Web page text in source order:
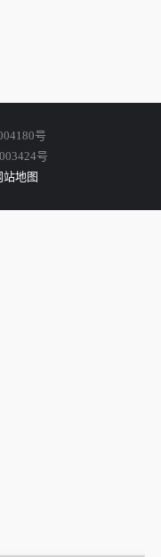
号
号
站地图